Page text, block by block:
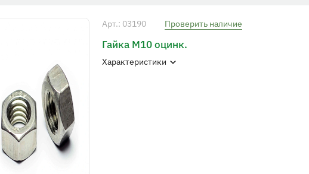
Арт.: 03190 Проверить наличие
Гайка М10 оцинк.
Характеристики